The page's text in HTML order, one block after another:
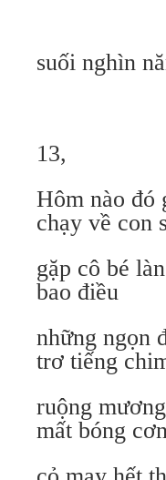
suối nghìn
13,
Hôm nào đó
chạy về con
gặp cô bé
bao điều
những ngọn
trơ tiếng
ruộng
mất bóng